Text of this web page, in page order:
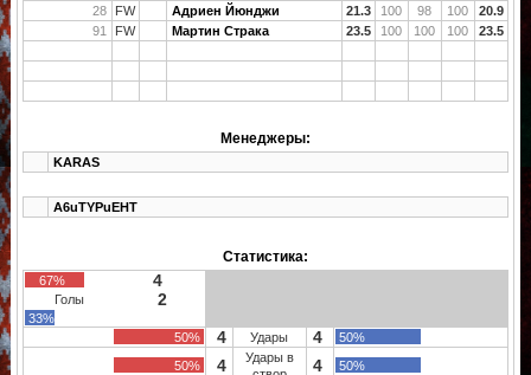
28
FW Адриен Йюнджи 21.3 100 98 100
20.9
91
FW Мартин Страка 23.5 100 100 100 23.5
Менеджеры:
KARAS
A6uTYPuEHT
Статистика:
67% 4
Голы 2
33%
50%
4 Удары 4
50%
50%
4
Удары в
4
50%